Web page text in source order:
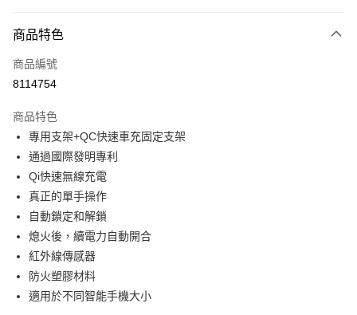
3 期 0 利率 每期
合作金庫商業銀行
上海商業儲蓄銀行
臺灣中小企業銀行
匯豐（台灣）商業銀行
聯邦商業銀行
元大商業銀行
玉山商業銀行
台灣樂天信用卡公司
超商取貨付款
LINE Pay
Apple Pay
街口支付
悠遊付
Google Pay
全盈+PAY
ATM付款
商品特色
商品編號
8114754
商品特色
專用支架+QC快速車充固定支架
通過國際發明專利
Qi快速無線充電
真正的單手操作
自動鎖定和解鎖
熄火後，續電力自動開合
紅外線傳感器
防火塑膠材料
適用於不同智能手機大小